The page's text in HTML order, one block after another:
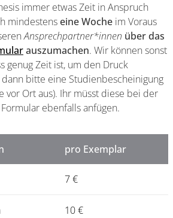
immer etwas Zeit in Anspruch
mindestenseine Woche im Voraus
Ansprechpartner*innen über das
auszumachen. Wir können sonst
genug Zeit ist, um den Druck
bitte eine Studienbescheinigung
vor Ort aus). Ihr müsst diese bei der
ebenfalls anfügen.
pro Exemplar
7 €
10 €